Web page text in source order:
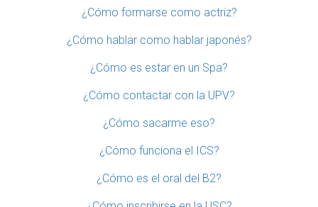
¿Cómo formarse como actriz?
¿Cómo hablar como hablar japonés?
¿Cómo es estar en un Spa?
¿Cómo contactar con la UPV?
¿Cómo sacarme eso?
¿Cómo funciona el ICS?
¿Cómo es el oral del B2?